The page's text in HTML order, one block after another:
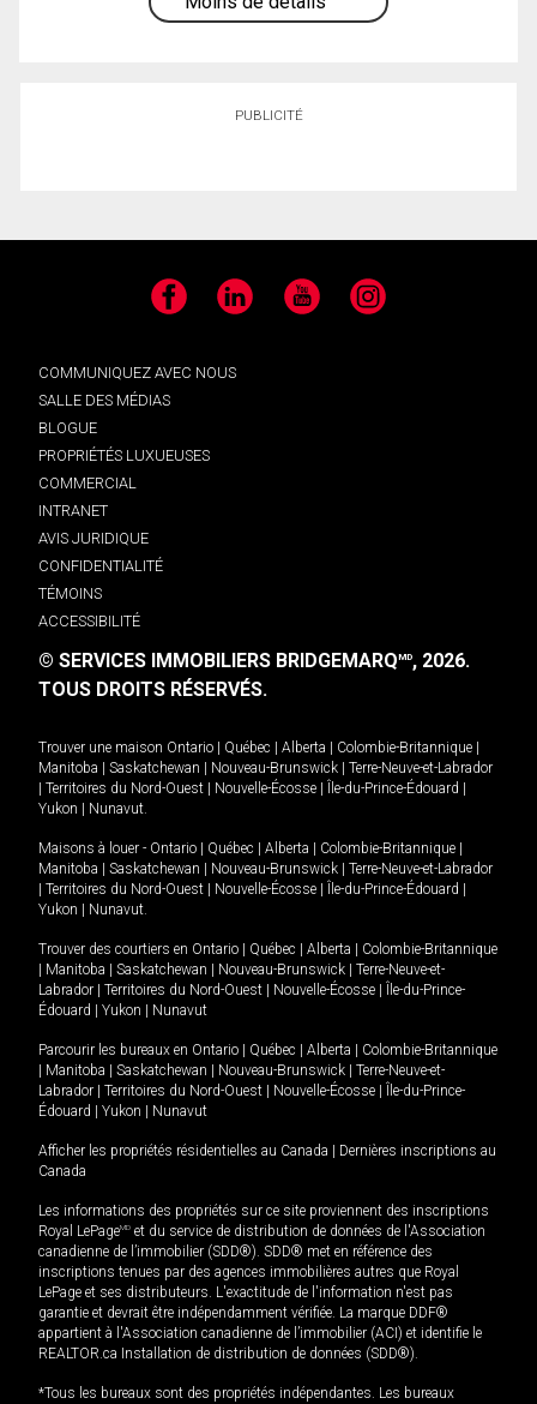
PUBLICITÉ
Facebook LinkedIn YouTube Instagram
COMMUNIQUEZ AVEC NOUS
SALLE DES MÉDIAS
BLOGUE
PROPRIÉTÉS LUXUEUSES
COMMERCIAL
INTRANET
AVIS JURIDIQUE
CONFIDENTIALITÉ
TÉMOINS
ACCESSIBILITÉ
© SERVICES IMMOBILIERS BRIDGEMARQMD, 2026.
TOUS DROITS RÉSERVÉS.
Trouver une maison Ontario Québec Alberta Colombie-Britannique
Manitoba
Saskatchewan Nouveau-Brunswick
Terre-Neuve-et-Labrador
Territoires du Nord-Ouest Nouvelle-Écosse Île-du-Prince-Édouard
Yukon
Nunavut.
Maisons à louer - Ontario Québec Alberta Colombie-Britannique
Manitoba
Saskatchewan Nouveau-Brunswick
Terre-Neuve-et-Labrador
Territoires du Nord-Ouest Nouvelle-Écosse Île-du-Prince-Édouard
Yukon
Nunavut.
Trouver des courtiers en Ontario Québec Alberta
Colombie-Britannique
Manitoba Saskatchewan Nouveau-Brunswick
Terre-Neuve-et-
Labrador
Territoires du Nord-Ouest Nouvelle-Écosse
Île-du-Prince-
Édouard
Yukon Nunavut
Parcourir les bureaux en Ontario Québec Alberta
Colombie-Britannique
Manitoba Saskatchewan Nouveau-Brunswick
Terre-Neuve-et-
Labrador
Territoires du Nord-Ouest Nouvelle-Écosse
Île-du-Prince-
Édouard
Yukon Nunavut
Afficher les propriétés résidentielles au Canada
Dernières inscriptions au
Canada
Les informations des propriétés sur ce site proviennent des inscriptions
Royal LePageMD et du service de distribution de données de l'Association
canadienne de l’immobilier (SDD®). SDD® met en référence des
inscriptions tenues par des agences immobilières autres que Royal
LePage et ses distributeurs. L'exactitude de l'information n'est pas
garantie et devrait être indépendamment vérifiée. La marque DDF®
appartient à l'Association canadienne de l’immobilier (ACI) et identifie le
REALTOR.ca Installation de distribution de données (SDD®).
*Tous les bureaux sont des propriétés indépendantes. Les bureaux